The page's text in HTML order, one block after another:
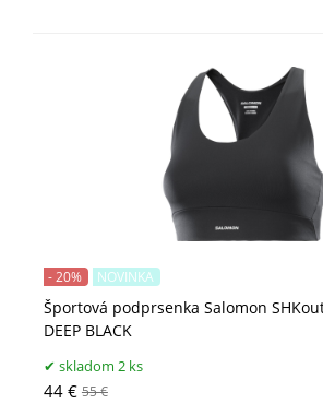
Športová podprsenka Salomon SHKout
DEEP BLACK
- 20% NOVINKA
skladom 2 ks
44 € 55 €